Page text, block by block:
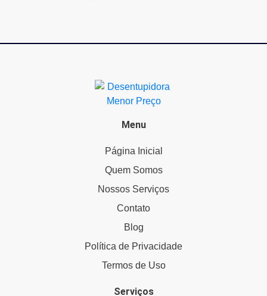
Menu
Página Inicial
Quem Somos
Nossos Serviços
Contato
Blog
Política de Privacidade
Termos de Uso
Serviços